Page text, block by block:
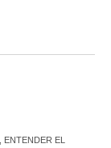
ENTENDER EL